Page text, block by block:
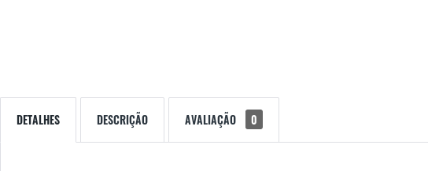
DETALHES DESCRIÇÃO AVALIAÇÃO 0